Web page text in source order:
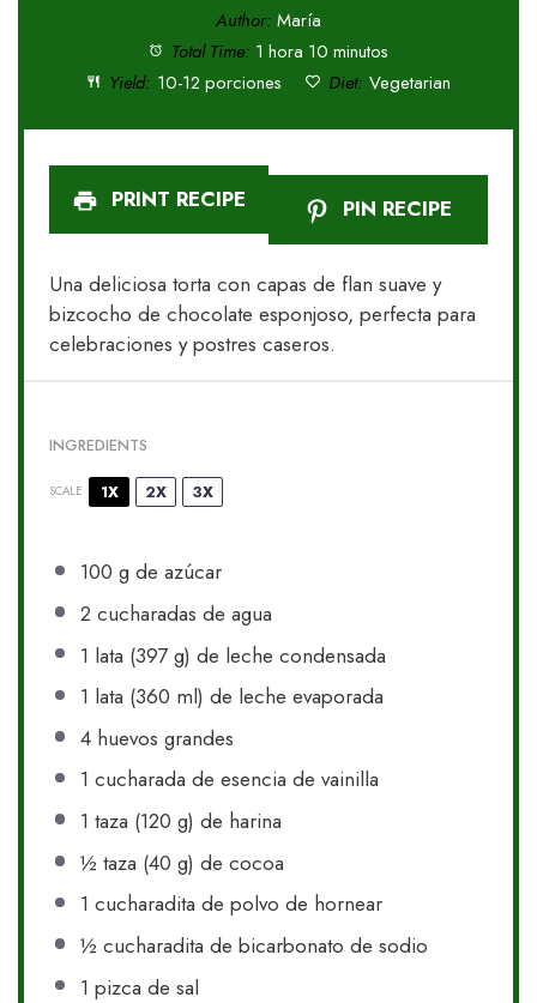
Author: María
Total Time: 1 hora 10 minutos
Yield: 10-12 porciones Diet: Vegetarian
PRINT RECIPE PIN RECIPE
Una deliciosa torta con capas de flan suave y
bizcocho de chocolate esponjoso, perfecta para
celebraciones y postres caseros.
INGREDIENTS
SCALE 1X 2X 3X
100 g de azúcar
2 cucharadas de agua
1 lata (397 g) de leche condensada
1 lata (360 ml) de leche evaporada
4huevos grandes
1 cucharada de esencia de vainilla
1 taza (120 g) de harina
½taza (40 g) de cocoa
1 cucharadita de polvo de hornear
½cucharadita de bicarbonato de sodio
1 pizca de sal